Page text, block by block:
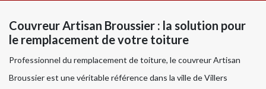
Couvreur Artisan Broussier : la solution pour
le remplacement de votre toiture
Professionnel du remplacement de toiture, le couvreur Artisan
Broussier est une véritable référence dans la ville de Villers